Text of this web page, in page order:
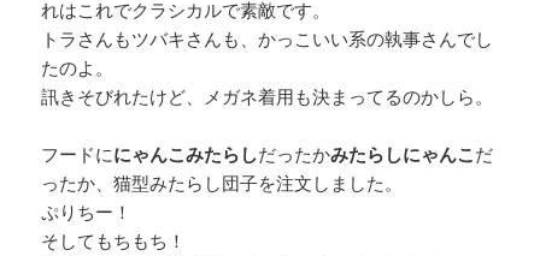
れはこれでクラシカルで素敵です。
トラさんもツバキさんも、かっこいい系の執事さんでし
たのよ。
訊きそびれたけど、メガネ着用も決まってるのかしら。
フードににゃんこみたらしだったかみたらしにゃんこだ
ったか、猫型みたらし団子を注文しました。
ぷりちー！
そしてもちもち！